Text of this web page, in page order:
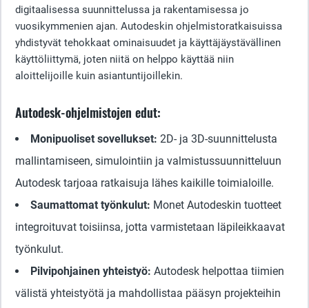
digitaalisessa suunnittelussa ja rakentamisessa jo
vuosikymmenien ajan. Autodeskin ohjelmistoratkaisuissa
yhdistyvät tehokkaat ominaisuudet ja käyttäjäystävällinen
käyttöliittymä, joten niitä on helppo käyttää niin
aloittelijoille kuin asiantuntijoillekin.
Autodesk-ohjelmistojen edut:
Monipuoliset sovellukset: 2D- ja 3D-suunnittelusta
mallintamiseen, simulointiin ja valmistussuunnitteluun
Autodesk tarjoaa ratkaisuja lähes kaikille toimialoille.
Saumattomat työnkulut: Monet Autodeskin tuotteet
integroituvat toisiinsa, jotta varmistetaan läpileikkaavat
työnkulut.
Pilvipohjainen yhteistyö: Autodesk helpottaa tiimien
välistä yhteistyötä ja mahdollistaa pääsyn projekteihin